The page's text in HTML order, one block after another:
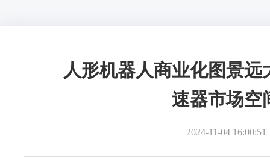
人形机器人商业化图景远
速器市场空
2024-11-04 16:00:51